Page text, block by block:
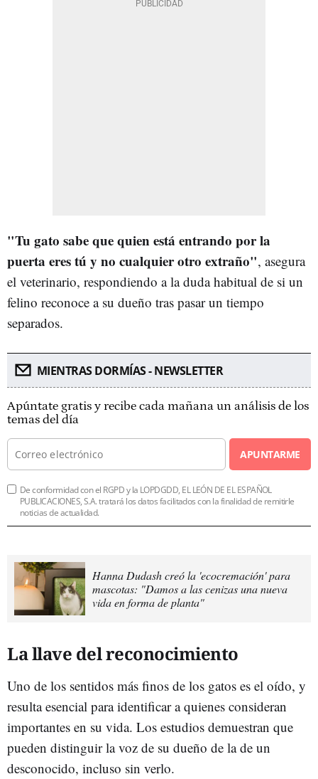
"Tu gato sabe que quien está entrando por la
puerta eres tú y no cualquier otro extraño", asegura
el veterinario, respondiendo a la duda habitual de si un
felino reconoce a su dueño tras pasar un tiempo
separados.
MIENTRAS DORMÍAS - NEWSLETTER
Apúntate gratis y recibe cada mañana un análisis de los
temas del día
APUNTARME
De conformidad con el RGPD y la LOPDGDD, EL LEÓN DE EL ESPAÑOL
PUBLICACIONES, S.A. tratará los datos facilitados con la finalidad de remitirle
noticias de actualidad.
Hanna Dudash creó la 'ecocremación' para
mascotas: "Damos a las cenizas una nueva
vida en forma de planta"
La llave del reconocimiento
Uno de los sentidos más finos de los gatos es el oído, y
resulta esencial para identificar a quienes consideran
importantes en su vida. Los estudios demuestran que
pueden distinguir la voz de su dueño de la de un
desconocido, incluso sin verlo.